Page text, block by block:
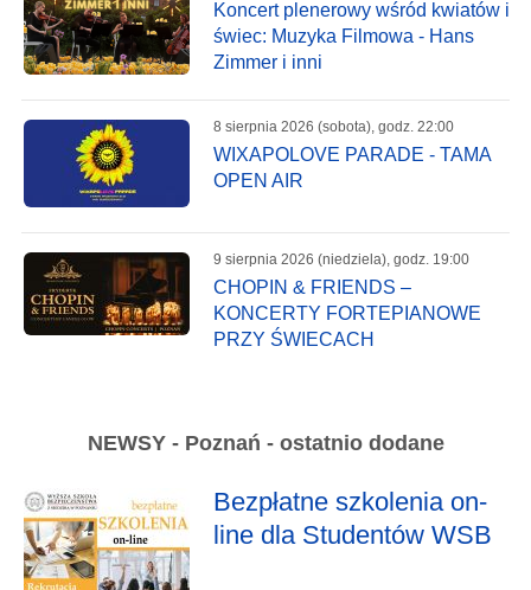
Koncert plenerowy wśród kwiatów i
świec: Muzyka Filmowa - Hans
Zimmer i inni
8 sierpnia 2026 (sobota), godz. 22:00
WIXAPOLOVE PARADE - TAMA
OPEN AIR
9 sierpnia 2026 (niedziela), godz. 19:00
CHOPIN & FRIENDS –
KONCERTY FORTEPIANOWE
PRZY ŚWIECACH
NEWSY - Poznań - ostatnio dodane
Bezpłatne szkolenia on-
line dla Studentów WSB